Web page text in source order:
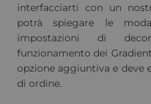
interfacciarti con un
potrà spiegare le
impostazioni di
funzionamento dei
opzione aggiuntiva e deve
di ordine.